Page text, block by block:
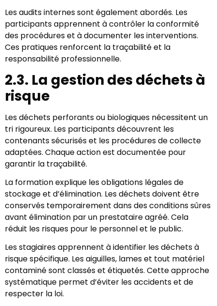
Les audits internes sont également abordés. Les
participants apprennent à contrôler la conformité
des procédures et à documenter les interventions.
Ces pratiques renforcent la traçabilité et la
responsabilité professionnelle.
2.3. La gestion des déchets à
risque
Les déchets perforants ou biologiques nécessitent un
tri rigoureux. Les participants découvrent les
contenants sécurisés et les procédures de collecte
adaptées. Chaque action est documentée pour
garantir la traçabilité.
La formation explique les obligations légales de
stockage et d’élimination. Les déchets doivent être
conservés temporairement dans des conditions sûres
avant élimination par un prestataire agréé. Cela
réduit les risques pour le personnel et le public.
Les stagiaires apprennent à identifier les déchets à
risque spécifique. Les aiguilles, lames et tout matériel
contaminé sont classés et étiquetés. Cette approche
systématique permet d’éviter les accidents et de
respecter la loi.